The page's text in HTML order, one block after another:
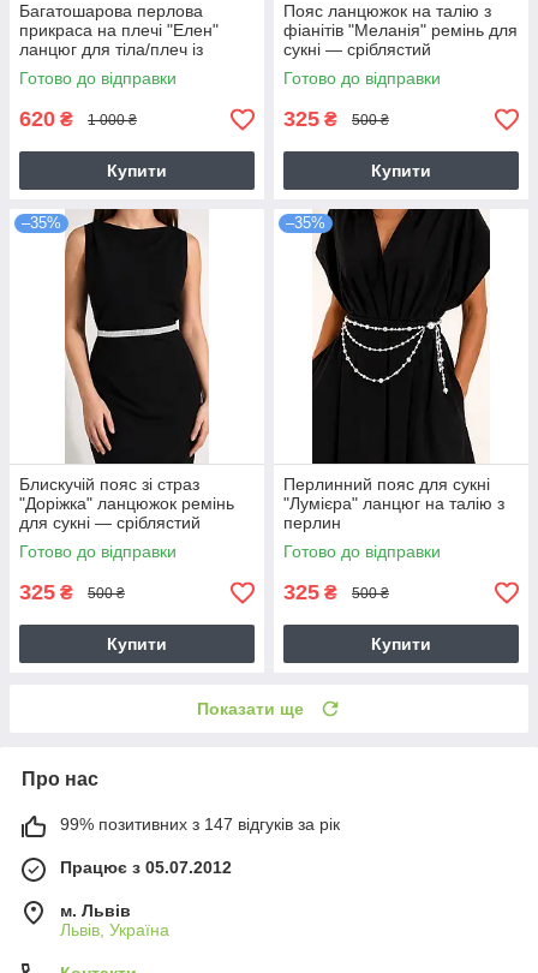
Багатошарова перлова
прикраса на плечі "Елен"
ланцюг для тіла/плеч із
перлин
Готово до відправки
620 ₴ 1 000 ₴
Купити
Пояс ланцюжок на талію з
фіанітів "Меланія" ремінь для
сукні — сріблястий
Готово до відправки
325 ₴ 500 ₴
Купити
–35%
Блискучій пояс зі страз
"Доріжка" ланцюжок ремінь
для сукні — сріблястий
Готово до відправки
325 ₴ 500 ₴
Купити
–35%
Перлинний пояс для сукні
"Лумієра" ланцюг на талію з
перлин
Готово до відправки
325 ₴ 500 ₴
Купити
Показати ще
Про нас
99% позитивних з 147 відгуків за рік
Працює з 05.07.2012
м. Львів
Львів, Україна